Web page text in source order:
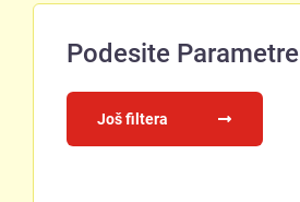
Podesite Parametre
Još filtera